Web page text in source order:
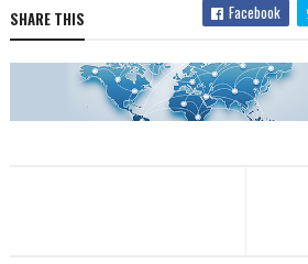
SHARE THIS Facebook